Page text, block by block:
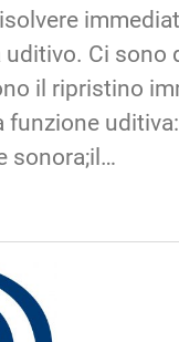
uditivo. Ci sono
il ripristino
funzione
sonora;il…